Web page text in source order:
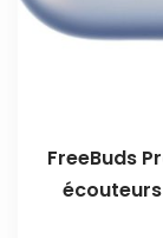
FreeBuds